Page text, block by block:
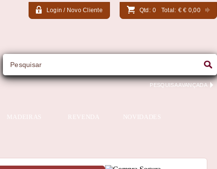
Login / Novo Cliente Qtd: 0 Total: €€ 0,00
PESQUISA AVANÇADA
MADEIRAS REVENDA NOVIDADES